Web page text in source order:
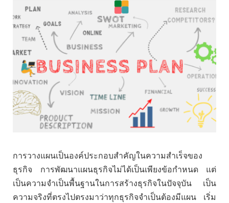
การวางแผนเป็นองค์ประกอบสำคัญในความสำเร็จของ
ธุรกิจ การพัฒนาแผนธุรกิจไม่ได้เป็นเพียงข้อกำหนด แต่
เป็นความจำเป็นพื้นฐานในการสร้างธุรกิจในปัจจุบัน เป็น
ความจริงที่ตรงไปตรงมาว่าทุกธุรกิจจำเป็นต้องมีแผน เริ่ม